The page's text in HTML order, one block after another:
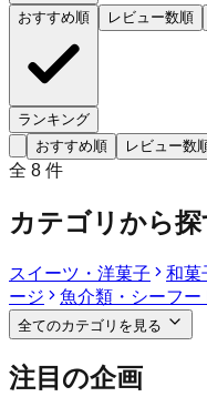
おすすめ順 レビュー数順
ランキング
おすすめ順
レビュー数
全 8 件
カテゴリから探
スイーツ・洋菓子 和菓
ージ
魚介類・シーフー
全てのカテゴリを見る
注目の企画